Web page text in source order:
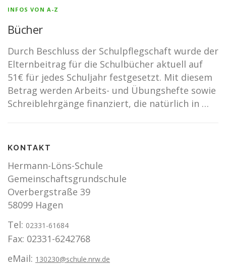
INFOS VON A-Z
Bücher
Durch Beschluss der Schulpflegschaft wurde der
Elternbeitrag für die Schulbücher aktuell auf
51€ für jedes Schuljahr festgesetzt. Mit diesem
Betrag werden Arbeits- und Übungshefte sowie
Schreiblehrgänge finanziert, die natürlich in …
KONTAKT
Hermann-Löns-Schule
Gemeinschaftsgrundschule
Overbergstraße 39
58099 Hagen
Tel: 02331-61684
Fax: 02331-6242768
eMail: 130230@schule.nrw.de